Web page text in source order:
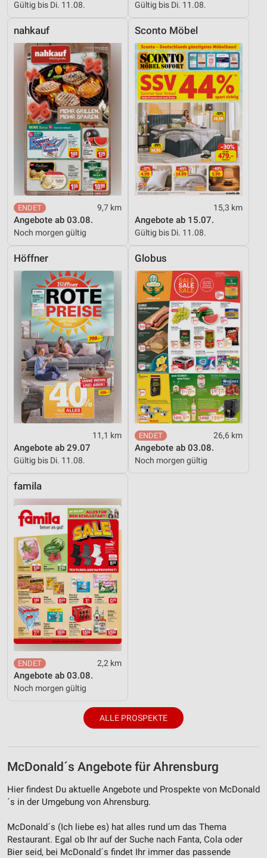
Gültig bis Di. 11.08. Gültig bis Di. 11.08.
nahkauf
9,7 km
Angebote ab 03.08.
Noch morgen gültig
Sconto Möbel
15,3 km
Angebote ab 15.07.
Gültig bis Di. 11.08.
Höffner
11,1 km
Angebote ab 29.07
Gültig bis Di. 11.08.
Globus
26,6 km
Angebote ab 03.08.
Noch morgen gültig
famila
2,2 km
Angebote ab 03.08.
Noch morgen gültig
ALLE PROSPEKTE
McDonald´s Angebote für Ahrensburg
Hier findest Du aktuelle Angebote und Prospekte von McDonald
´s in der Umgebung von Ahrensburg.
McDonald´s (Ich liebe es) hat alles rund um das Thema
Restaurant. Egal ob Ihr auf der Suche nach Fanta, Cola oder
Bier seid, bei McDonald´s findet Ihr immer das passende